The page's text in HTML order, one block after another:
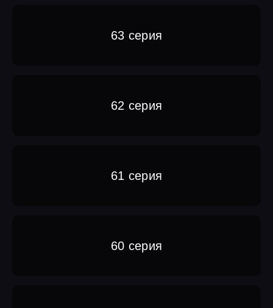
63 серия
62 серия
61 серия
60 серия